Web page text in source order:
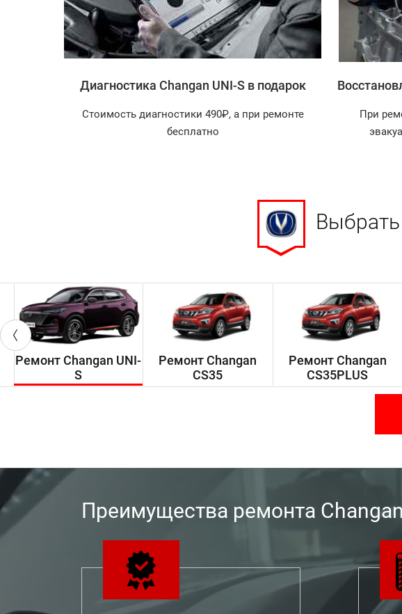
Диагностика Changan UNI-S в подарок
Стоимость диагностики 490₽, а при ремонте
бесплатно
При
Ремонт Changan UNI-
S
Ремонт Changan
CS35
Ремонт Changan
CS35PLUS
Преимущества ремонта